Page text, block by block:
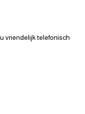
vriendelijk telefonisch